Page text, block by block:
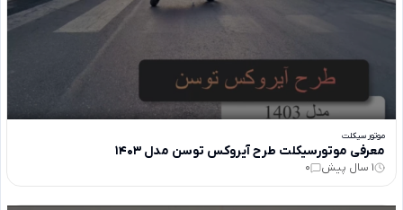
موتور سیکلت
معرفی موتورسیکلت طرح آیروکس توسن مدل 1403
1 سال پیش 0